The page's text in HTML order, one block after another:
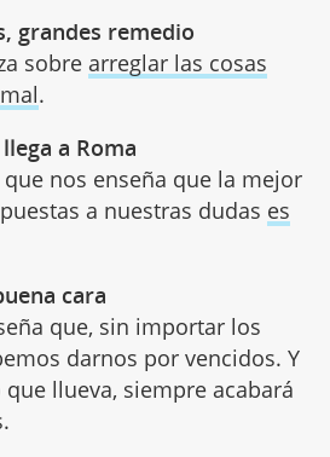
grandes remedio
sobre arreglar las cosas
.
a Roma
nos enseña que la mejor
a nuestras dudas es
cara
que, sin importar los
darnos por vencidos. Y
llueva, siempre acabará